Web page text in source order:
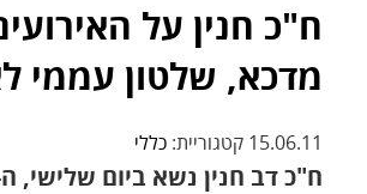
ח"כ חנין על
מדכא, שלטון עממי
15.06.11 קטגוריית: כללי
ח"כ דב חנין נשא ביום שלישי, ה-14 ביוני, דברים בכנסת בעקבות האירועים הקשים